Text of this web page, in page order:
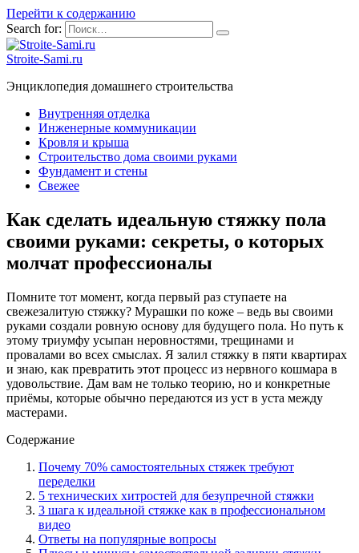
Перейти к содержанию
Search for:
Stroite-Sami.ru
Энциклопедия домашнего строительства
Внутренняя отделка
Инженерные коммуникации
Кровля и крыша
Строительство дома своими руками
Фундамент и стены
Свежее
Как сделать идеальную стяжку пола
своими руками: секреты, о которых
молчат профессионалы
Помните тот момент, когда первый раз ступаете на
свежезалитую стяжку? Мурашки по коже – ведь вы своими
руками создали ровную основу для будущего пола. Но путь к
этому триумфу усыпан неровностями, трещинами и
провалами во всех смыслах. Я залил стяжку в пяти квартирах
и знаю, как превратить этот процесс из нервного кошмара в
удовольствие. Дам вам не только теорию, но и конкретные
приёмы, которые обычно передаются из уст в уста между
мастерами.
Содержание
Почему 70% самостоятельных стяжек требуют
переделки
5 технических хитростей для безупречной стяжки
3 шага к идеальной стяжке как в профессиональном
видео
Ответы на популярные вопросы